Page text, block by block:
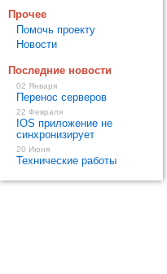
Прочее
Помочь проекту
Новости
Последние новости
02 Января
Перенос серверов
22 Февраля
IOS приложение не
синхронизирует
20 Июня
Технические работы